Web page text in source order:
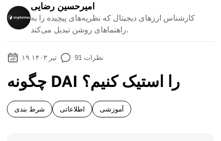
امیرحسین رضایی
کارشناس ارزهای دیجیتال که نظریه‌های پیچیده را به
راهنماهای روشن تبدیل می‌کند.
۱۹ تیر ۱۴۰۳ 91 نظرات
چگونه DAI را استیک کنیم؟
شرط بندی اطلاعاتی آموزشی